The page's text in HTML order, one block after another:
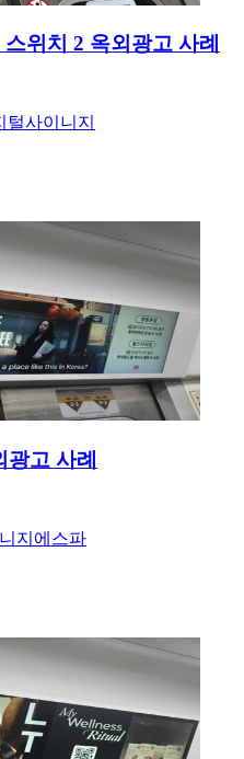
위치 2 옥외광고 사례
털사이니지
고 사례
지 에스파